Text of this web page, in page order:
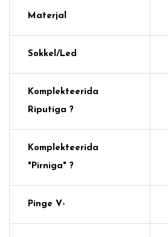
Materjal
Sokkel/Led
Komplekteerida
Riputiga ?
Komplekteerida
"pirniga" ?
Pinge V-